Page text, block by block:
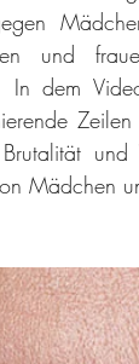
In dem
und
Mädchen